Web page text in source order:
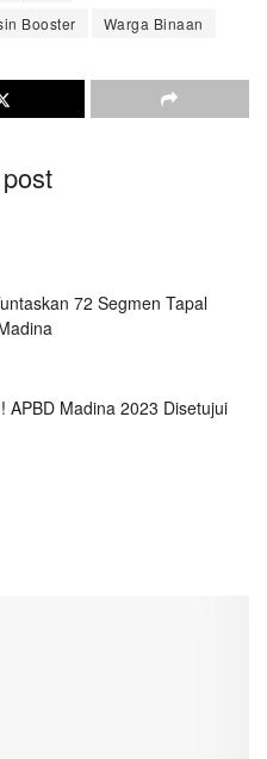
Booster Warga Binaan
72 Segmen Tapal
Madina 2023 Disetujui